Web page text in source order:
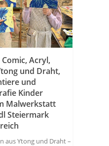
Acryl,
und Draht,
und
Kinder
Malwerkstatt
Steiermark
aus Ytong und Draht –